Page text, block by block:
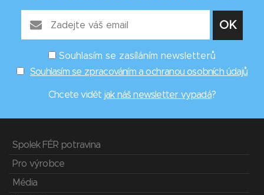
Souhlasím se zasíláním newsletterů
Souhlasím se zpracováním a ochranou osobních údajů
Chcete vidět jak náš newsletter vypadá?
Spolek FÉR potravina
Pro výrobce
Média